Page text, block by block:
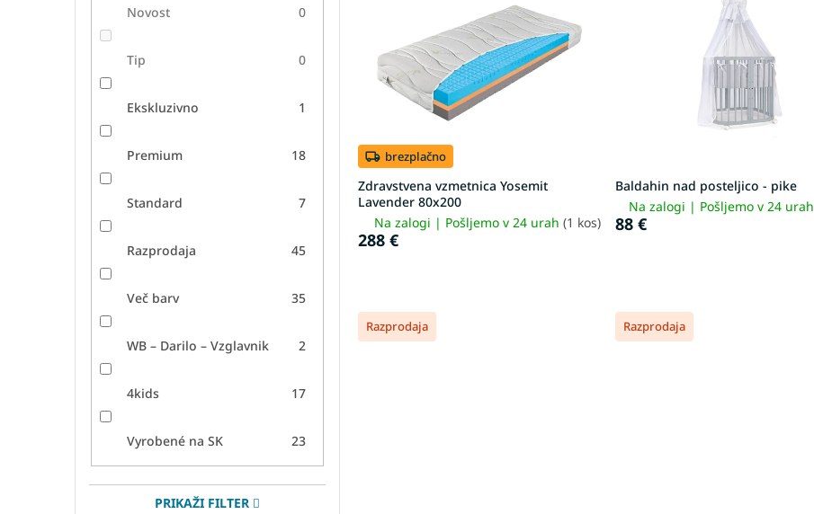
Novost 0
Tip 0
Ekskluzivno 1
Premium 18
Standard 7
Razprodaja 45
Več barv 35
WB – Darilo – Vzglavnik 2
4kids 17
Vyrobené na SK 23
PRIKAŽI FILTER
e
l
k
v
u
c
t
s
brezplačno
Zdravstvena vzmetnica Yosemit
Lavender 80x200
Na zalogi | Pošljemo v 24 urah(1 kos)
288 €
Baldahin nad posteljico - pike
Na zalogi | Pošljemo v 24 urah
88 €
Razprodaja Razprodaja